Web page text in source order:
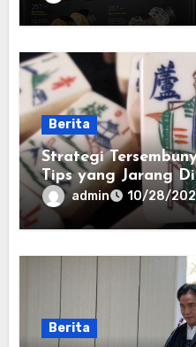
Berita
Strategi
Tips yang Jarang
admin 10/28/
Berita